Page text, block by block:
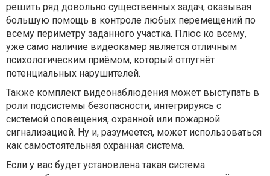
решить ряд довольно существенных задач, оказывая
большую помощь в контроле любых перемещений по
всему периметру заданного участка. Плюс ко всему,
уже само наличие видеокамер является отличным
психологическим приёмом, который отпугнёт
потенциальных нарушителей.
Также комплект видеонаблюдения может выступать в
роли подсистемы безопасности, интегрируясь с
системой оповещения, охранной или пожарной
сигнализацией. Ну и, разумеется, может использоваться
как самостоятельная охранная система.
Если у вас будет установлена такая система